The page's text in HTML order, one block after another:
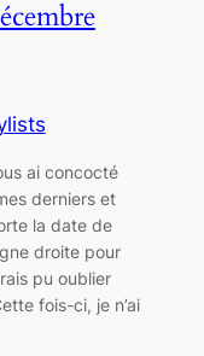
ai concocté
derniers et
la date de
droite pour
pu oublier
fois-ci, je n’ai